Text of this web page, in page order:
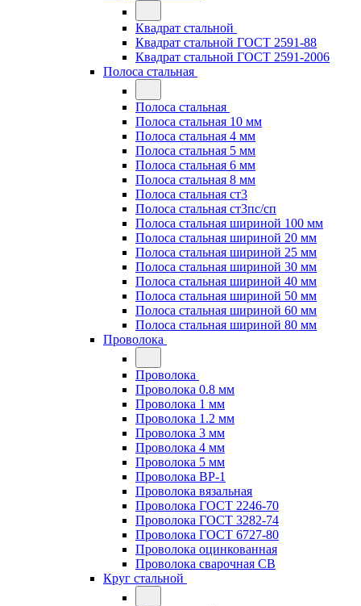
Квадрат стальной
Квадрат стальной ГОСТ 2591-88
Квадрат стальной ГОСТ 2591-2006
Полоса стальная
Полоса стальная
Полоса стальная 10 мм
Полоса стальная 4 мм
Полоса стальная 5 мм
Полоса стальная 6 мм
Полоса стальная 8 мм
Полоса стальная ст3
Полоса стальная ст3пс/сп
Полоса стальная шириной 100 мм
Полоса стальная шириной 20 мм
Полоса стальная шириной 25 мм
Полоса стальная шириной 30 мм
Полоса стальная шириной 40 мм
Полоса стальная шириной 50 мм
Полоса стальная шириной 60 мм
Полоса стальная шириной 80 мм
Проволока
Проволока
Проволока 0.8 мм
Проволока 1 мм
Проволока 1.2 мм
Проволока 3 мм
Проволока 4 мм
Проволока 5 мм
Проволока ВР-1
Проволока вязальная
Проволока ГОСТ 2246-70
Проволока ГОСТ 3282-74
Проволока ГОСТ 6727-80
Проволока оцинкованная
Проволока сварочная СВ
Круг стальной